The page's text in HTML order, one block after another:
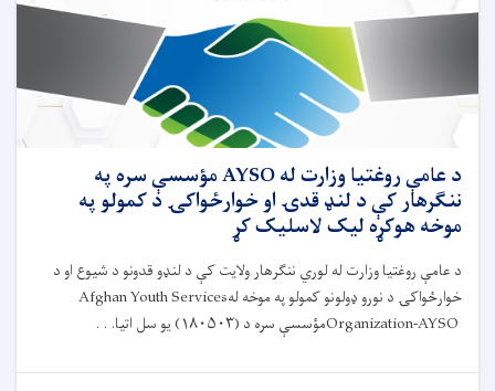
مؤسسو
د
پېښو
ته
د
ځواب‌ویلو
نوبتي
ناسته
ترسره
شوه
د عامې روغتیا وزارت له AYSO مؤسسې سره په
ننګرهار کې د لنډ قدۍ او خوارځواکۍ د کمولو په
موخه هوکړه لیک لاسلیک کړ
د عامې روغتیا وزارت له لوري ننګرهار ولایت کې د لنډو قدونو د شيوع او د
خوارځواکۍ د نورو ډولونو کمولو په موخه لهAfghan Youth Services
Organization-AYSOمؤسسې سره د (۱۸۰۵۰۳) یو سل اتیا. . .